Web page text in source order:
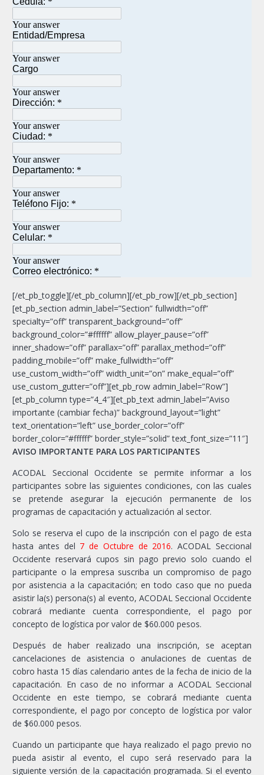
[/et_pb_toggle][/et_pb_column][/et_pb_row][/et_pb_section]
[et_pb_section admin_label=”Section” fullwidth=”off”
specialty=”off” transparent_background=”off”
background_color=”#ffffff” allow_player_pause=”off”
inner_shadow=”off” parallax=”off” parallax_method=”off”
padding_mobile=”off” make_fullwidth=”off”
use_custom_width=”off” width_unit=”on” make_equal=”off”
use_custom_gutter=”off”][et_pb_row admin_label=”Row”]
[et_pb_column type=”4_4″][et_pb_text admin_label=”Aviso
importante (cambiar fecha)” background_layout=”light”
text_orientation=”left” use_border_color=”off”
border_color=”#ffffff” border_style=”solid” text_font_size=”11″]
AVISO IMPORTANTE PARA LOS PARTICIPANTES
ACODAL Seccional Occidente se permite informar a los
participantes sobre las siguientes condiciones, con las cuales
se pretende asegurar la ejecución permanente de los
programas de capacitación y actualización al sector.
Solo se reserva el cupo de la inscripción con el pago de esta
hasta antes del 7 de Octubre de 2016. ACODAL Seccional
Occidente reservará cupos sin pago previo solo cuando el
participante o la empresa suscriba un compromiso de pago
por asistencia a la capacitación; en todo caso que no pueda
asistir la(s) persona(s) al evento, ACODAL Seccional Occidente
cobrará mediante cuenta correspondiente, el pago por
concepto de logística por valor de $60.000 pesos.
Después de haber realizado una inscripción, se aceptan
cancelaciones de asistencia o anulaciones de cuentas de
cobro hasta 15 días calendario antes de la fecha de inicio de la
capacitación. En caso de no informar a ACODAL Seccional
Occidente en este tiempo, se cobrará mediante cuenta
correspondiente, el pago por concepto de logística por valor
de $60.000 pesos.
Cuando un participante que haya realizado el pago previo no
pueda asistir al evento, el cupo será reservado para la
siguiente versión de la capacitación programada. Si el evento